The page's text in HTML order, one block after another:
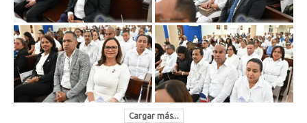
Cargar más...